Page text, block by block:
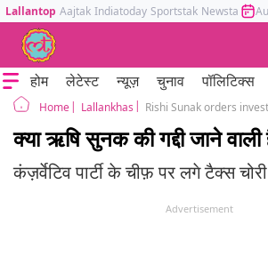
Lallantop Aajtak Indiatoday Sportstak Newstak
होम लेटेस्ट न्यूज़ चुनाव पॉलिटिक्स
Home Lallankhas
क्या ऋषि सुनक की गद्दी जाने वाली
कंज़र्वेटिव पार्टी के चीफ़ पर लगे टैक्स
Advertisement